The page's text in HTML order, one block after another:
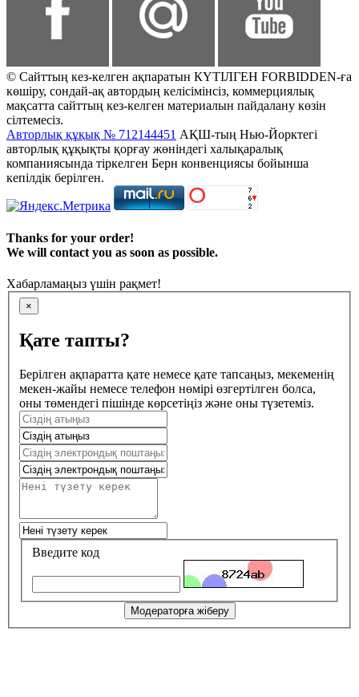
© Сайттың кез-келген ақпаратын КҮТІЛГЕН FORBIDDEN-ға
көшіру, сондай-ақ автордың келісімінсіз, коммерциялық
мақсатта сайттың кез-келген материалын пайдалану көзін
сілтемесіз.
Авторлық құқық № 712144451 АҚШ-тың Нью-Йорктегі
авторлық құқықты қорғау жөніндегі халықаралық
компаниясында тіркелген Берн конвенциясы бойынша
кепілдік берілген.
Thanks for your order!
We will contact you as soon as possible.
Хабарламаңыз үшін рақмет!
×
Қате тапты?
Берілген ақпаратта қате немесе қате тапсаңыз, мекеменің
мекен-жайы немесе телефон нөмірі өзгертілген болса,
оны төмендегі пішінде көрсетіңіз және оны түзетеміз.
Введите код
Модераторға жіберу